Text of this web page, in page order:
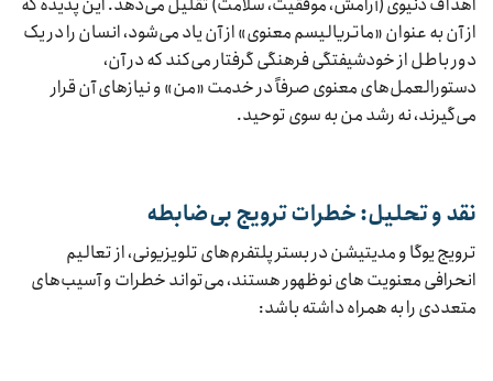
از آن به عنوان «ماتریالیسم معنوی» از آن یاد می‌شود، انسان را در یک
دور باطل از خودشیفتگی فرهنگی گرفتار می‌کند که در آن،
دستورالعمل‌های معنوی صرفاً در خدمت «من» و نیازهای آن قرار
می‌گیرند، نه رشد من به سوی توحید.
نقد و تحلیل: خطرات ترویج بی‌ضابطه
ترویج یوگا و مدیتیشن در بستر پلتفرم‌های تلویزیونی، از تعالیم
انحرافی معنویت های نوظهور هستند، می‌تواند خطرات و آسیب‌های
متعددی را به همراه داشته باشد: